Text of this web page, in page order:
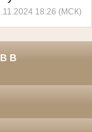
18:26 (МСК)
В